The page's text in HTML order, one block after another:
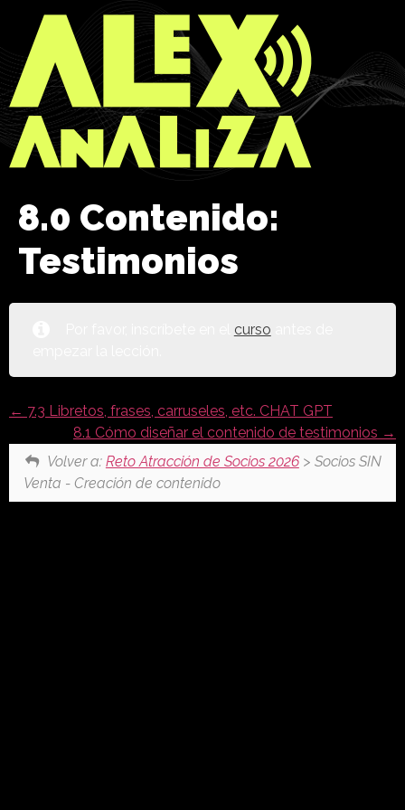
8.0 Contenido:
Testimonios
curso
7.3 Libretos, frases, carruseles, etc. CHAT GPT
8.1 Cómo diseñar el contenido de testimonios
Volver a: Reto Atracción de Socios 2026> Socios SIN
Venta - Creación de contenido